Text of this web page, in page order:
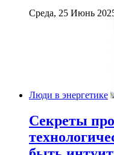
Среда, 25 Июнь
Люди в энергетике
Секреты